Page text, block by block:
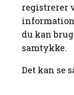
registrerer
du kan
samtykke.
Det kan se